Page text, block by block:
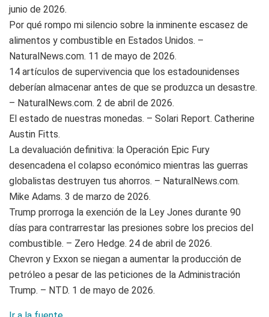
junio de 2026.
Por qué rompo mi silencio sobre la inminente escasez de
alimentos y combustible en Estados Unidos. –
NaturalNews.com. 11 de mayo de 2026.
14 artículos de supervivencia que los estadounidenses
deberían almacenar antes de que se produzca un desastre.
– NaturalNews.com. 2 de abril de 2026.
El estado de nuestras monedas. – Solari Report. Catherine
Austin Fitts.
La devaluación definitiva: la Operación Epic Fury
desencadena el colapso económico mientras las guerras
globalistas destruyen tus ahorros. – NaturalNews.com.
Mike Adams. 3 de marzo de 2026.
Trump prorroga la exención de la Ley Jones durante 90
días para contrarrestar las presiones sobre los precios del
combustible. – Zero Hedge. 24 de abril de 2026.
Chevron y Exxon se niegan a aumentar la producción de
petróleo a pesar de las peticiones de la Administración
Trump. – NTD. 1 de mayo de 2026.